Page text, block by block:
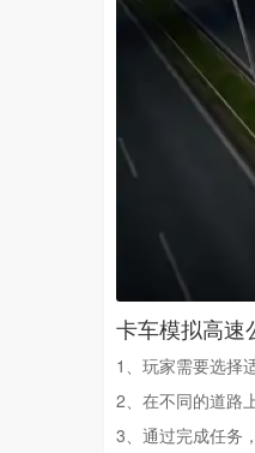
卡车模拟高速
1、玩家需要选择
2、在不同的道路
3、通过完成任务